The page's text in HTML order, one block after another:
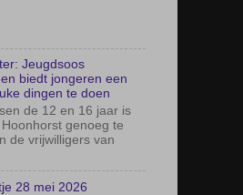
Jeugdsoos
biedt jongeren een
dingen te doen
de 12 en 16 jaar is
genoeg te
de vrijwilligers van
28 mei 2026